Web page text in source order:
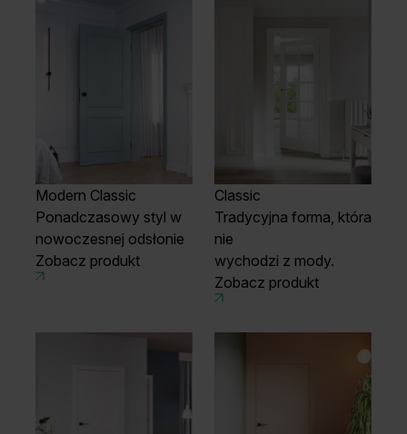
Modern Classic
Ponadczasowy styl w
nowoczesnej odsłonie
Zobacz produkt
Classic
Tradycyjna forma, która
nie
wychodzi z mody.
Zobacz produkt